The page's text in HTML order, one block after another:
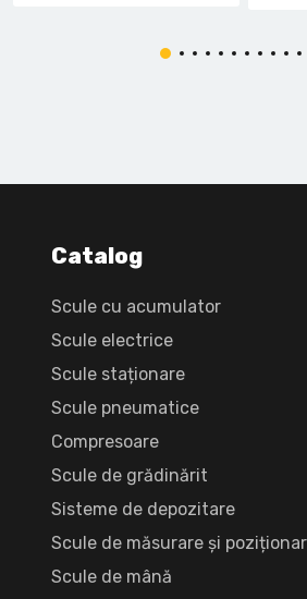
Catalog
Scule cu acumulator
Scule electrice
Scule staționare
Scule pneumatice
Compresoare
Scule de grădinărit
Sisteme de depozitare
Scule de măsurare și
Scule de mână